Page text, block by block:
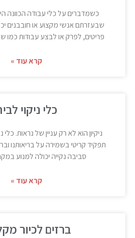
כשמדברים על כלי עבודה הכוונה היא
שבעזרתם אנשי מקצוע או חובבנים
פריטים, לפרק או לבצע עבודות כמו
קרא עוד »
כלי ניקוי לבית
ניקיון הוא לא רק עניין של נראות. כלי
תפקיד קריטי בשמירה על בריאותנו
סביבה נקייה יכולה למנוע במקרים
קרא עוד »
ברזים לכיור